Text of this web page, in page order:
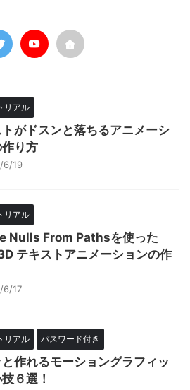
リアル
がドスンと落ちるアニメーシ
作り方
6/19
リアル
Nulls From Pathsを使った
テキストアニメーションの作
6/17
リアル パスワード付き
作れるモーショングラフィッ
６選！